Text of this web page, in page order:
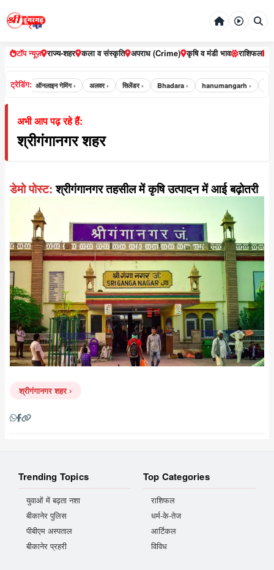
टॉप न्यूज़ राज्य-शहर कला व संस्कृति अपराध (Crime) कृषि व मंडी भाव राशिफल
ट्रेडिंग:
› ऑनलाइन गेमिंग › अलवर › सिलेंडर › Bhadara › hanumangarh ›
अभी आप पढ़ रहे हैं:
श्रीगंगानगर शहर
डेमो पोस्ट: श्रीगंगानगर तहसील में कृषि उत्पादन में आई बढ़ोतरी
श्रीगंगानगर शहर
Trending Topics
युवाओं में बढ़ता नशा
बीकानेर पुलिस
पीबीएम अस्पताल
बीकानेर प्रहरी
Top Categories
राशिफल
धर्म-के-तेज
आर्टिकल
विविध